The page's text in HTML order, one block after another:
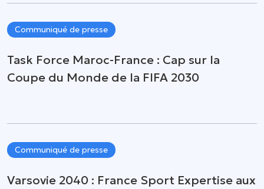
Communiqué de presse
Task Force Maroc-France : Cap sur la
Coupe du Monde de la FIFA 2030
Communiqué de presse
Varsovie 2040 : France Sport Expertise aux